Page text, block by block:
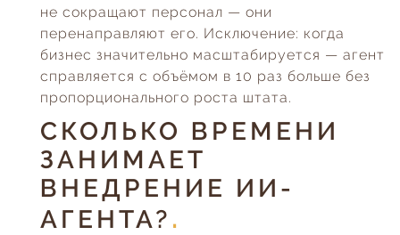
не сокращают персонал — они
перенаправляют его. Исключение: когда
бизнес значительно масштабируется — агент
справляется с объёмом в 10 раз больше без
пропорционального роста штата.
СКОЛЬКО ВРЕМЕНИ
ЗАНИМАЕТ
ВНЕДРЕНИЕ ИИ-
АГЕНТА?